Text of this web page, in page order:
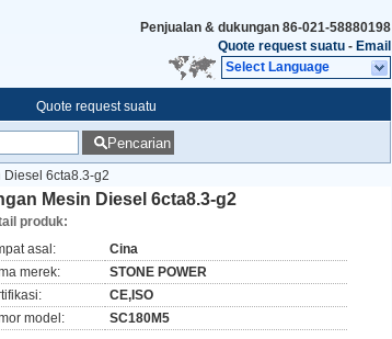
Penjualan & dukungan 86-021-58880198
Quote request suatu - Email
Select Language
Quote request suatu
Pencarian
Diesel 6cta8.3-g2
Mesin Diesel 6cta8.3-g2
produk:
asal:
Cina
merek:
STONE POWER
CE,ISO
model:
SC180M5